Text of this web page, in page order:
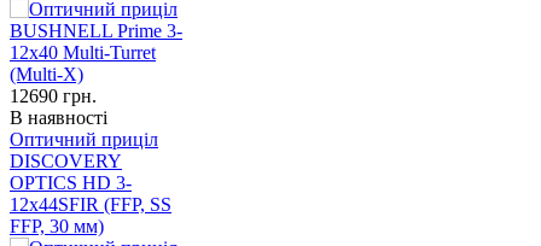
12690 грн.
В наявності
Оптичний приціл
DISCOVERY
OPTICS HD 3-
12x44SFIR (FFP, SS
FFP, 30 мм)